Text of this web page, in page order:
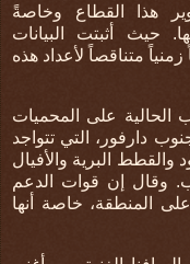
هذا القطاع وخاصةً
حيث أثبتت البيانات
متناقصاً لأعداد هذه
الحالية على المحميات
دارفور، التي تتواجد
والقطط البرية والأفيال
وقال إن قوات الدعم
المنطقة، خاصة أنها